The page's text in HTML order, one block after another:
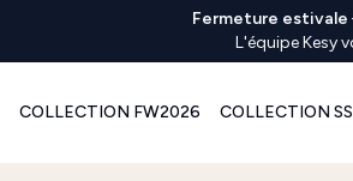
Fermeture estivale
L'équipe Kesy
COLLECTION FW2026 COLLECTION